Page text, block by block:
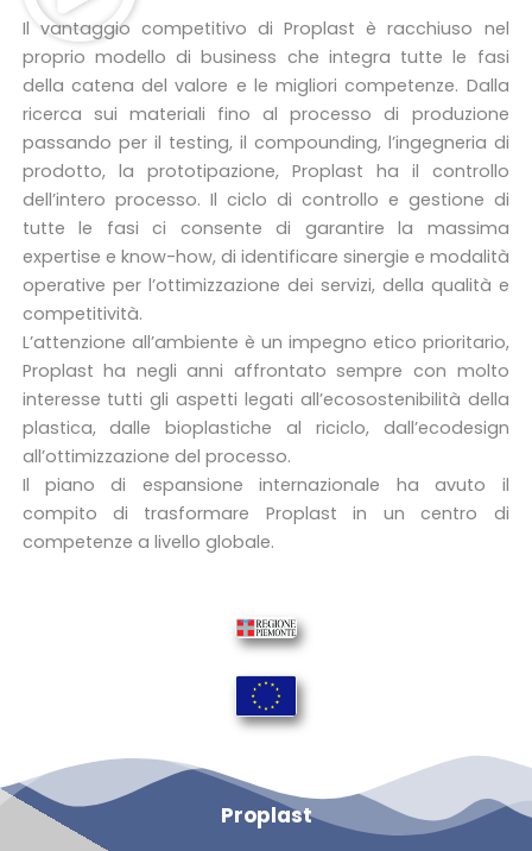
Il vantaggio competitivo di Proplast è racchiuso nel
proprio modello di business che integra tutte le fasi
della catena del valore e le migliori competenze. Dalla
ricerca sui materiali fino al processo di produzione
passando per il testing, il compounding, l’ingegneria di
prodotto, la prototipazione, Proplast ha il controllo
dell’intero processo. Il ciclo di controllo e gestione di
tutte le fasi ci consente di garantire la massima
expertise e know-how, di identificare sinergie e modalità
operative per l’ottimizzazione dei servizi, della qualità e
competitività.
L’attenzione all’ambiente è un impegno etico prioritario,
Proplast ha negli anni affrontato sempre con molto
interesse tutti gli aspetti legati all’ecosostenibilità della
plastica, dalle bioplastiche al riciclo, dall’ecodesign
all’ottimizzazione del processo.
Il piano di espansione internazionale ha avuto il
compito di trasformare Proplast in un centro di
competenze a livello globale.
Proplast